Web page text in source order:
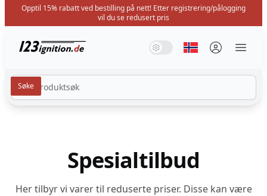
Opptil 15% rabatt ved bestilling på nett! Etter registrering/pålogging
vil du se redusert pris
123ignition.de Systemmodus
Lysmodus
Mørk modus
Velg språk
Spesialtilbud
Her tilbyr vi varer til reduserte priser. Disse kan være